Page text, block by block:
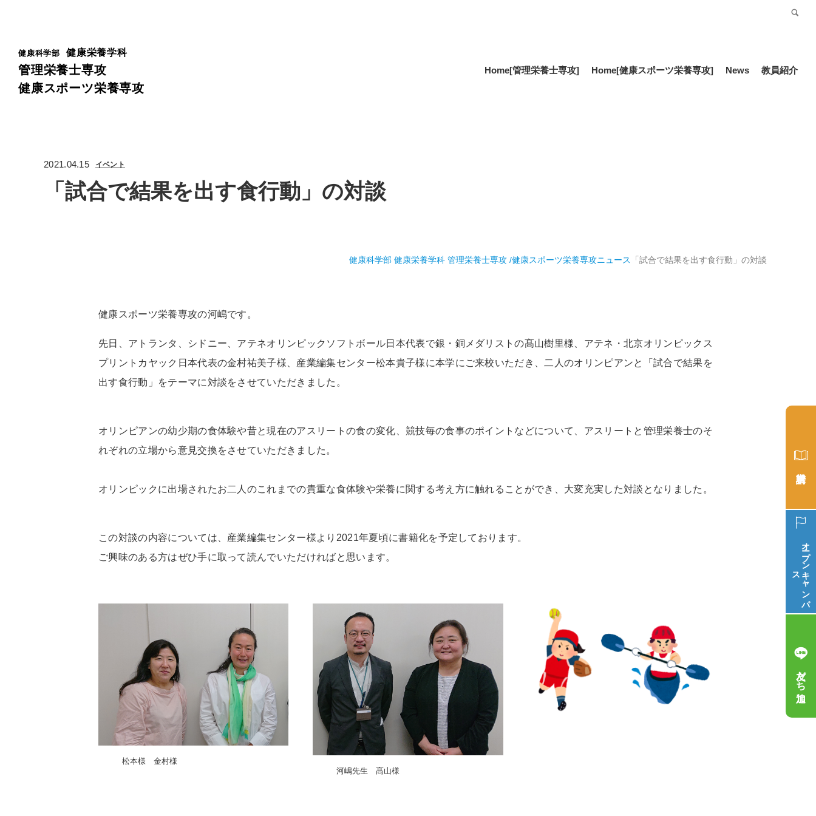
健康科学部 健康栄養学科
管理栄養士専攻
健康スポーツ栄養専攻
Home[管理栄養士専攻] Home[健康スポーツ栄養専攻] News 教員紹介
2021.04.15 イベント
「試合で結果を出す食行動」の対談
健康科学部 健康栄養学科 管理栄養士専攻 /健康スポーツ栄養専攻ニュース 「試合で結果を出す食行動」の対談
健康スポーツ栄養専攻の河嶋です。
先日、アトランタ、シドニー、アテネオリンピックソフトボール日本代表で銀・銅メダリストの髙山樹里様、アテネ・北京オリンピックス
プリントカヤック日本代表の金村祐美子様、産業編集センター松本貴子様に本学にご来校いただき、二人のオリンピアンと「試合で結果を
出す食行動」をテーマに対談をさせていただきました。
オリンピアンの幼少期の食体験や昔と現在のアスリートの食の変化、競技毎の食事のポイントなどについて、アスリートと管理栄養士のそ
れぞれの立場から意見交換をさせていただきました。
オリンピックに出場されたお二人のこれまでの貴重な食体験や栄養に関する考え方に触れることができ、大変充実した対談となりました。
この対談の内容については、産業編集センター様より 2021年夏頃に書籍化を予定しております。
ご興味のある方はぜひ手に取って読んでいただければと思います。
松本様 金村様
河嶋先生 髙山様
オープン
キ
ャ
ン
パ
ス
友だち追加